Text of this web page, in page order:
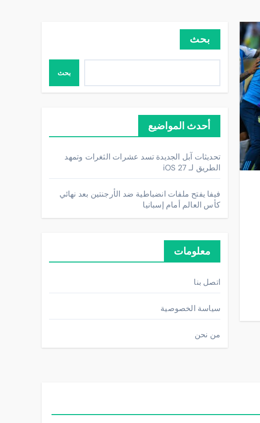
بحث
بحث
أحدث المواضيع
تحديثات آبل الجديدة تسد عشرات الثغرات وتمهد
الطريق لـ iOS 27
فيفا يفتح ملفات انضباطية ضد الأرجنتين بعد نهائي
كأس العالم أمام إسبانيا
معلومات
اتصل بنا
سياسة الخصوصية
من نحن